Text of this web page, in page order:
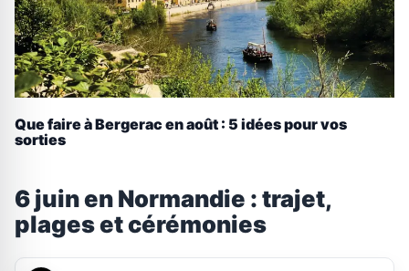
Que faire à Bergerac en août : 5 idées pour vos
sorties
6 juin en Normandie : trajet,
plages et cérémonies